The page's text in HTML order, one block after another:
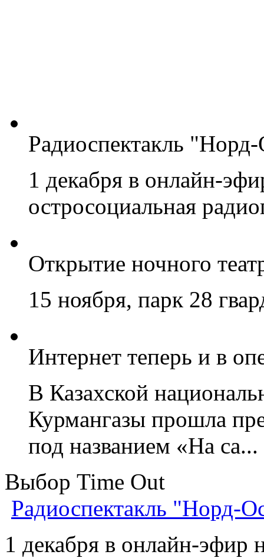
Радиоспектакль
1 декабря в онлайн-
остросоциальная
Открытие ночного
15 ноября, парк 28
Интернет теперь и в
В Казахской
Курмангазы прошла
под названием «На са...
Выбор Time Out
Радиоспектакль "Норд-
1 декабря в онлайн-эфир